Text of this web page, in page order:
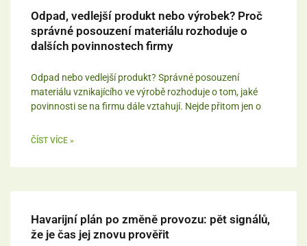
Odpad, vedlejší produkt nebo výrobek? Proč
správné posouzení materiálu rozhoduje o
dalších povinnostech firmy
Odpad nebo vedlejší produkt? Správné posouzení
materiálu vznikajícího ve výrobě rozhoduje o tom, jaké
povinnosti se na firmu dále vztahují. Nejde přitom jen o
ČÍST VÍCE »
Havarijní plán po změně provozu: pět signálů,
že je čas jej znovu prověřit